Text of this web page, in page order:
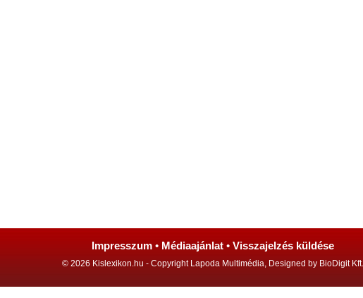
Impresszum • Médiaajánlat • Visszajelzés küldése
© 2026 Kislexikon.hu - Copyright Lapoda Multimédia, Designed by BioDigit Kft.